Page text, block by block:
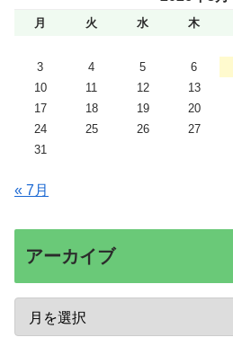
月 火 水 木
3
4 5 6
10
11 12 13
17
18 19 20
24
25 26 27
31
« 7月
アーカイブ